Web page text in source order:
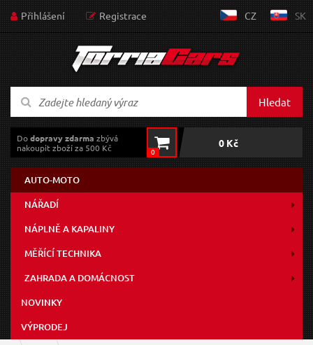
Přihlášení Registrace CZ SK
Hledat
Dodopravy zdarma zbývá
nakoupit zboží za 500 Kč
0
0 Kč
AUTO-MOTO
NÁŘADÍ
NÁPLNĚ A KAPALINY
MĚŘÍCÍ TECHNIKA
ZAHRADA A DOMÁCNOST
NOVINKY
VÝPRODEJ